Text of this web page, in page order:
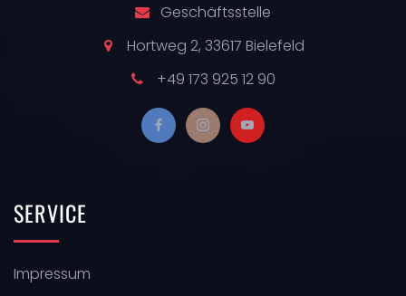
Geschäftsstelle
Hortweg 2, 33617 Bielefeld
+49 173 925 12 90
SERVICE
Impressum